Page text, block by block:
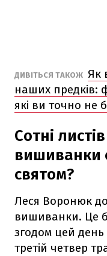
ДИВІТЬСЯ ТАКОЖ Як
наших предків:
які ви точно не
Сотні
вишиванки
святом?
Леся Воронюк
вишиванки. Це
згодом цей
третій четвер